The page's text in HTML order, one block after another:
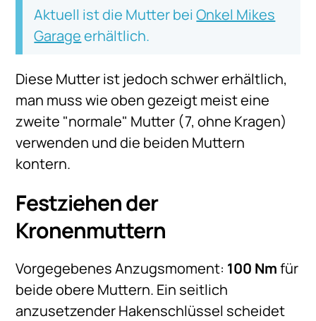
Aktuell ist die Mutter beiOnkel Mikes
Garageerhältlich.
Diese Mutter ist jedoch schwer erhältlich,
man muss wie oben gezeigt meist eine
zweite "normale" Mutter (7, ohne Kragen)
verwenden und die beiden Muttern
kontern.
Festziehen der
Kronenmuttern
Vorgegebenes Anzugsmoment: 100 Nmfür
beide obere Muttern. Ein seitlich
anzusetzender Hakenschlüssel scheidet